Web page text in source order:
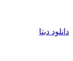
دانلود دیتا